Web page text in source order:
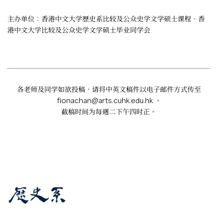
主办单位：香港中文大学歷史系比较及公众史学文学硕士课程、香
港中文大学比较及公众史学文学硕士毕业同学会
各老师及同学如欲投稿，请将中英文稿件以电子邮件方式传至
fionachan@arts.cuhk.edu.hk。
截稿时间为每週二下午四时正。